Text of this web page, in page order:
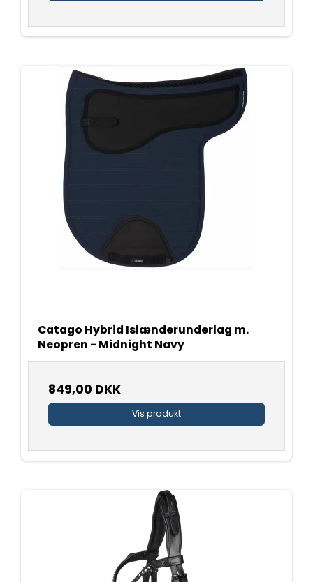
Catago Hybrid Islænderunderlag m.
Neopren - Midnight Navy
849,00 DKK
Vis produkt